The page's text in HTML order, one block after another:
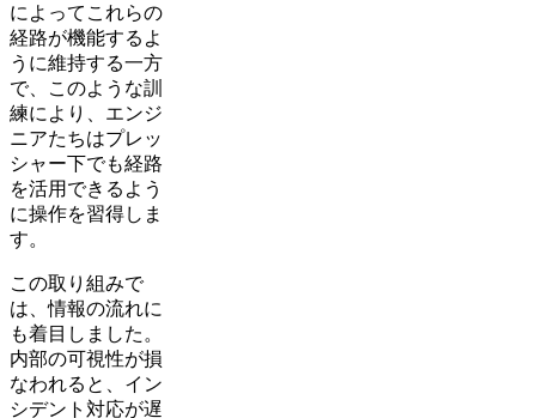
によってこれらの
経路が機能するよ
うに維持する一方
で、このような訓
練により、エンジ
ニアたちはプレッ
シャー下でも経路
を活用できるよう
に操作を習得しま
す。
この取り組みで
は、情報の流れに
も着目しました。
内部の可視性が損
なわれると、イン
シデント対応が遅